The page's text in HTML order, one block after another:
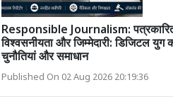
Responsible Journalism:
विश्वसनीयता और जिम्मेदारी: डिजिटल युग
चुनौतियां और समाधान
Published On 02 Aug 2026 20:19:36